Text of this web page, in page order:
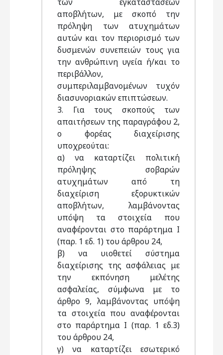
αποβλήτων, με σκοπό την
πρόληψη των ατυχημάτων
αυτών και τον περιορισμό των
δυσμενών συνεπειών τους για
την ανθρώπινη υγεία ή/και το
περιβάλλον,
συμπεριλαμβανομένων τυχόν
διασυνοριακών επιπτώσεων.
3. Για τους σκοπούς των
απαιτήσεων της παραγράφου 2,
ο φορέας διαχείρισης
υποχρεούται:
α) να καταρτίζει πολιτική
πρόληψης σοβαρών
ατυχημάτων από τη
διαχείριση εξορυκτικών
αποβλήτων, λαμβάνοντας
υπόψη τα στοιχεία που
αναφέρονται στο παράρτημα Ι
(παρ. 1 εδ. 1) του άρθρου 24,
β) να υιοθετεί σύστημα
διαχείρισης της ασφάλειας με
την εκπόνηση μελέτης
ασφαλείας, σύμφωνα με το
άρθρο 9, λαμβάνοντας υπόψη
τα στοιχεία που αναφέρονται
στο παράρτημα Ι (παρ. 1 εδ.3)
του άρθρου 24,
γ) να καταρτίζει εσωτερικό